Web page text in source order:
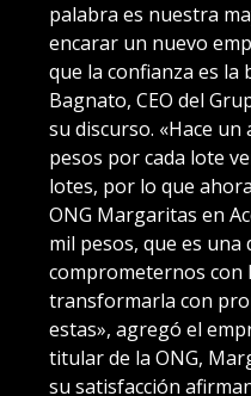
palabra es nuestra
encarar un nuevo
que la confianza es la
Bagnato, CEO del
su discurso. «Hace
pesos por cada lote
lotes, por lo que
ONG Margaritas en
mil pesos, que es una
comprometernos con
transformarla con
estas», agregó el
titular de la ONG,
su satisfacción